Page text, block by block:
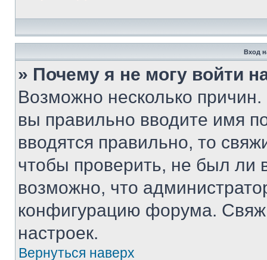
Вход
» Почему я не могу войти
Возможно несколько
вы правильно вводите имя
вводятся правильно, то
чтобы проверить, не был ли
возможно, что
конфигурацию форума.
настроек.
Вернуться наверх